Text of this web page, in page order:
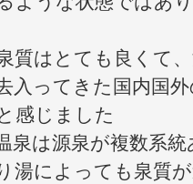
質はとても良くて
入ってきた国内国
感じました
泉は源泉が複数系
湯によっても泉質